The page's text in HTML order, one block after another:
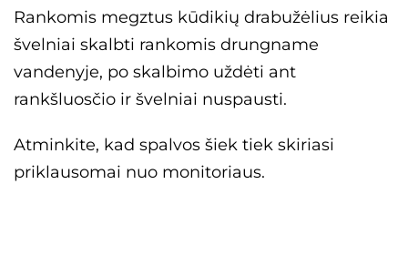
Rankomis megztus kūdikių drabužėlius reikia
švelniai skalbti rankomis drungname
vandenyje, po skalbimo uždėti ant
rankšluosčio ir švelniai nuspausti.
Atminkite, kad spalvos šiek tiek skiriasi
priklausomai nuo monitoriaus.